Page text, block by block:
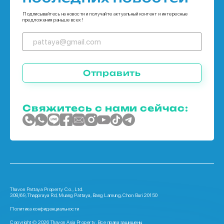
Дома в Пхукет
Подписывайтесь на новости и получайте актуальный контент и интересные
предложения раньше всех!
Отправить
Свяжитесь с нами сейчас:
Thavon Pattaya Property Co., Ltd.
308/69, Thappraya Rd, Muang Pattaya, Bang Lamung, Chon Buri 20150
Политика конфиденциальности
Copyright © 2026 Thavon Asia Property. Все права защищены